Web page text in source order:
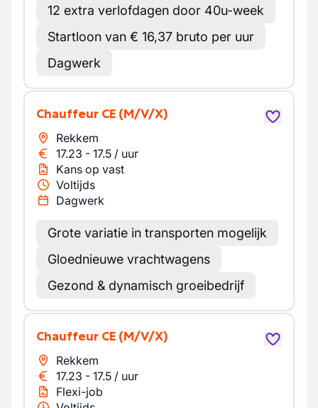
12 extra verlofdagen door 40u-week
Startloon van € 16,37 bruto per uur
Dagwerk
Chauffeur CE (M/V/X)
Rekkem
17.23 - 17.5 / uur
Kans op vast
Voltijds
Dagwerk
Grote variatie in transporten mogelijk
Gloednieuwe vrachtwagens
Gezond & dynamisch groeibedrijf
Chauffeur CE (M/V/X)
Rekkem
17.23 - 17.5 / uur
Flexi-job